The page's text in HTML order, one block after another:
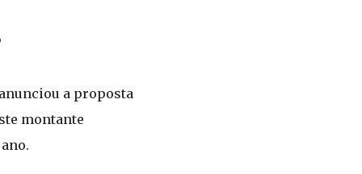
a proposta
montante